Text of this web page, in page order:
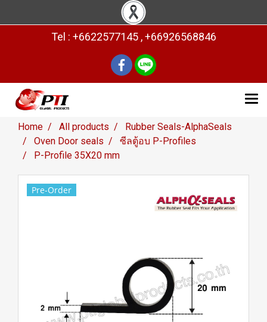
Tel : +6622577145 , +66926568846
Home All products
Rubber Seals-AlphaSeals
Oven Door seals
ซีลตู้อบ P-Profiles
P-Profile 35X20 mm
Pre-Order